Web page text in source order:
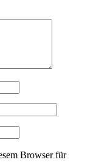
Browser für